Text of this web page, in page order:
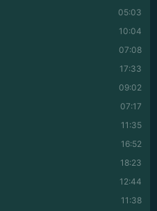
05:03
10:04
07:08
17:33
09:02
07:17
11:35
16:52
18:23
12:44
11:38